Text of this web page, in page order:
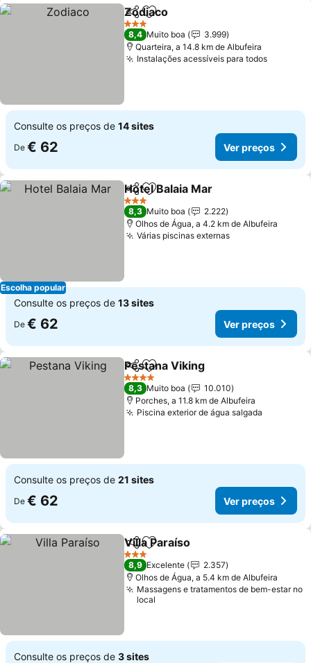
PartilharAdicionar aos favoritos
Zodiaco
3 Estrelas
8,4 Muito boa
3.999
Quarteira, a 14.8 km de Albufeira
Instalações acessíveis para todos
Consulte os preços de 14 sites
De € 62 Ver preços
Escolha popular
PartilharAdicionar aos favoritos
Hotel Balaia Mar
3 Estrelas
8,3 Muito boa
2.222
Olhos de Água, a 4.2 km de Albufeira
Várias piscinas externas
Consulte os preços de 13 sites
De € 62 Ver preços
PartilharAdicionar aos favoritos
Pestana Viking
4 Estrelas
8,3 Muito boa
10.010
Porches, a 11.8 km de Albufeira
Piscina exterior de água salgada
Consulte os preços de 21 sites
De € 62 Ver preços
PartilharAdicionar aos favoritos
Villa Paraíso
3 Estrelas
8,9 Excelente
2.357
Olhos de Água, a 5.4 km de Albufeira
Massagens e tratamentos de bem-estar no
local
Consulte os preços de 3 sites